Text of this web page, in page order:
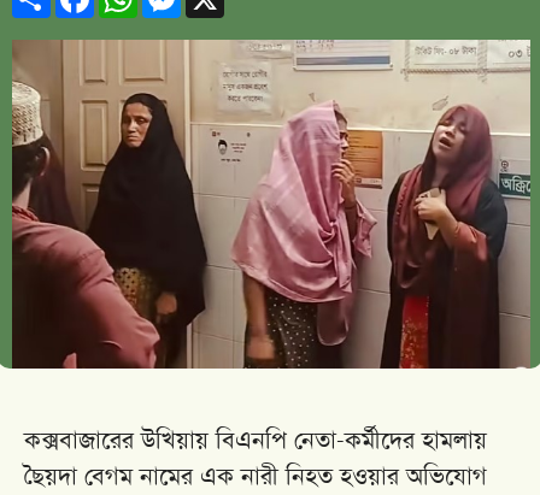
কক্সবাজারের উখিয়ায় বিএনপি নেতা-কর্মীদের হামলায়
ছৈয়দা বেগম নামের এক নারী নিহত হওয়ার অভিযোগ